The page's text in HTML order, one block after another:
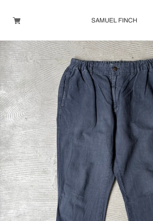
Men's
Maison Martin Margiela
Helmut Lang
Yohji Yamamoto
Other brands
TOPS